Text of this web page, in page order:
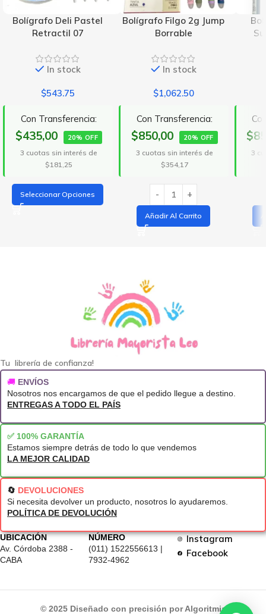
Bolígrafo Deli Pastel
Retractil 07
In stock
$543.75
Con Transferencia:
$435,00 20% OFF
3 cuotas sin interés de
$181,25
Seleccionar Opciones
Bolígrafo Filgo 2g Jump
Borrable
In stock
$1,062.50
Con Transferencia:
$850,00 20% OFF
3 cuotas sin interés de
$354,17
Añadir Al Carrito
3
Tu librería de confianza!
🚚 ENVÍOS
Nosotros nos encargamos de que el pedido llegue a destino.
ENTREGAS A TODO EL PAÍS
✅ 100% GARANTÍA
Estamos siempre detrás de todo lo que vendemos
LA MEJOR CALIDAD
🔄 DEVOLUCIONES
Si necesita devolver un producto, nosotros lo ayudaremos.
POLÍTICA DE DEVOLUCIÓN
UBICACIÓN
Av. Córdoba 2388 -
CABA
NÚMERO
(011) 1522556613 |
7932-4962
Instagram
Facebook
© 2025 Diseñado con precisión por Algoritmia